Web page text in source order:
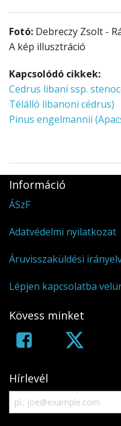
Fotó: Debreczy Zsolt -
A kép illusztráció
Kapcsolódó cikkek:
Cedrus libani ssp.
Télálló libanoni cédrus)
Pinus engelmannii
Információ
ÁSzF
Adatvédelmi nyilatkozat
Áruvisszaküldési
Lépjen kapcsolatba
Kövess minket
Hírlevél